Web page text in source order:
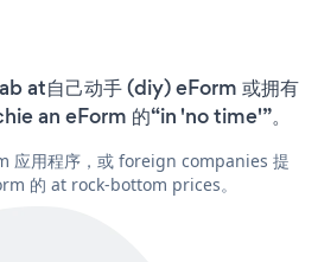
at自己动手 (diy) eForm 或拥有
an eForm 的“in 'no time'”。
应用程序，或 foreign companies 提
的 at rock-bottom prices。